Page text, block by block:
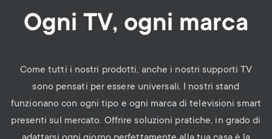
Ogni TV, ogni marca
Come tutti i nostri prodotti, anche i nostri supporti TV
sono pensati per essere universali. I nostri stand
funzionano con ogni tipo e ogni marca ditelevisioni smart
presenti sul mercato. Offrire soluzioni pratiche, in grado di